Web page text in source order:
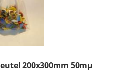
200x300mm 50mµ